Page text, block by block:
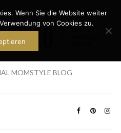
MOMSTYLE BLOG
Wenn Sie die Website weiter
von Cookies zu.